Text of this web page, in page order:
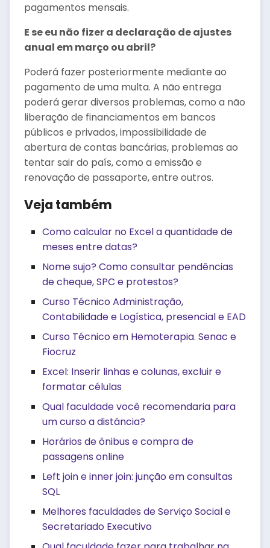
pagamentos mensais.
E se eu não fizer a declaração de ajustes
anual em março ou abril?
Poderá fazer posteriormente mediante ao
pagamento de uma multa. A não entrega
poderá gerar diversos problemas, como a não
liberação de financiamentos em bancos
públicos e privados, impossibilidade de
abertura de contas bancárias, problemas ao
tentar sair do país, como a emissão e
renovação de passaporte, entre outros.
Veja também
Como calcular no Excel a quantidade de
meses entre datas?
Nome sujo? Como consultar pendências
de cheque, SPC e protestos?
Curso Técnico Administração,
Contabilidade e Logística, presencial e EAD
Curso Técnico em Hemoterapia. Senac e
Fiocruz
Excel: Inserir linhas e colunas, excluir e
formatar células
Qual faculdade você recomendaria para
um curso a distância?
Horários de ônibus e compra de
passagens online
Left join e inner join: junção em consultas
SQL
Melhores faculdades de Serviço Social e
Secretariado Executivo